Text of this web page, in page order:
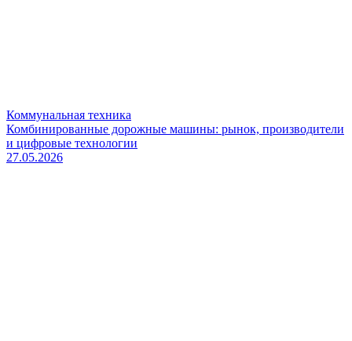
Коммунальная техника
Комбинированные дорожные машины: рынок, производители
и цифровые технологии
27.05.2026